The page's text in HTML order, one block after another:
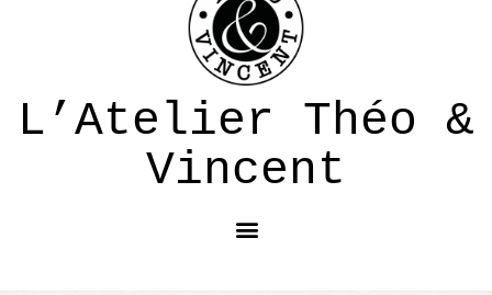
L’Atelier Théo &
Vincent